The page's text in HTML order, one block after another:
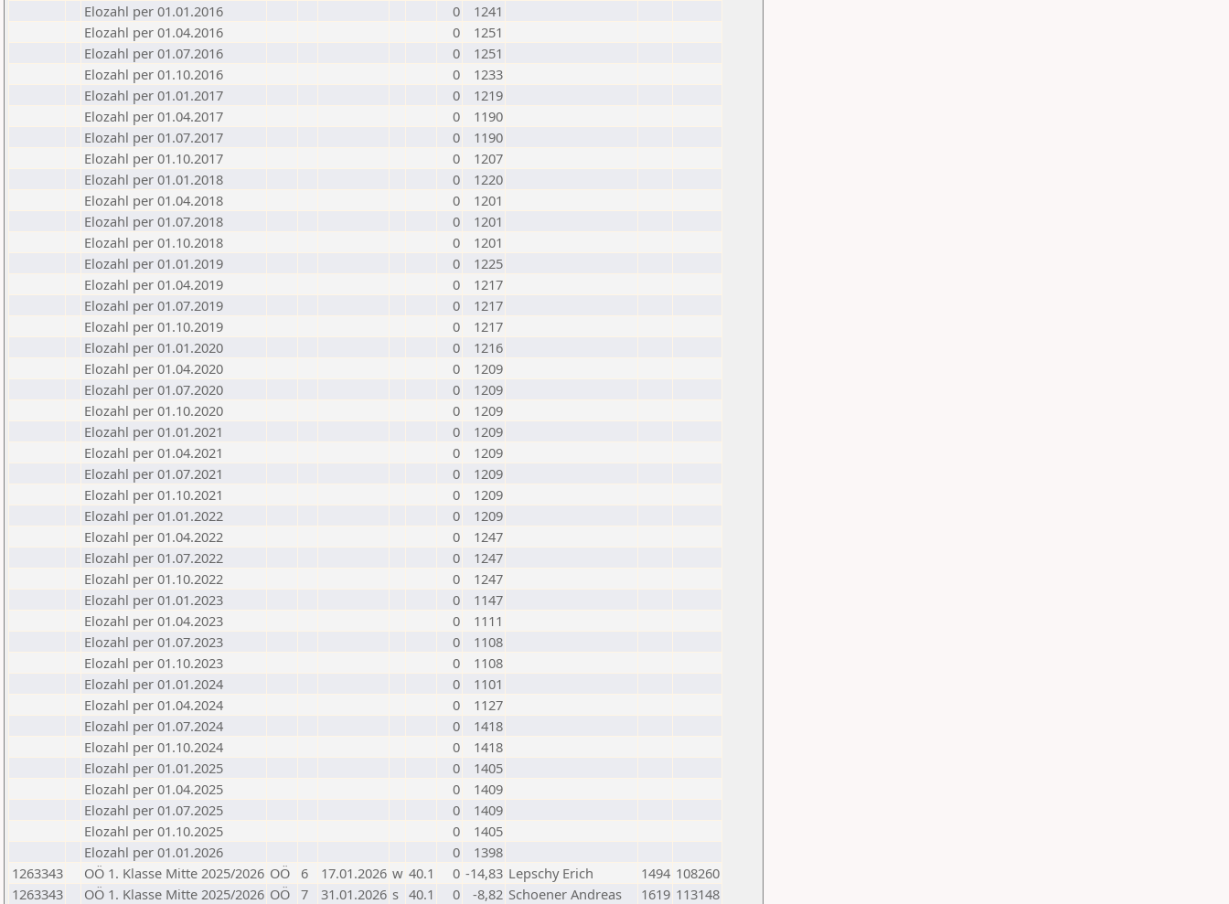
Elozahl per 01.01.2016
0
1241
Elozahl per 01.04.2016
0
1251
Elozahl per 01.07.2016
0
1251
Elozahl per 01.10.2016
0
1233
Elozahl per 01.01.2017
0
1219
Elozahl per 01.04.2017
0
1190
Elozahl per 01.07.2017
0
1190
Elozahl per 01.10.2017
0
1207
Elozahl per 01.01.2018
0
1220
Elozahl per 01.04.2018
0
1201
Elozahl per 01.07.2018
0
1201
Elozahl per 01.10.2018
0
1201
Elozahl per 01.01.2019
0
1225
Elozahl per 01.04.2019
0
1217
Elozahl per 01.07.2019
0
1217
Elozahl per 01.10.2019
0
1217
Elozahl per 01.01.2020
0
1216
Elozahl per 01.04.2020
0
1209
Elozahl per 01.07.2020
0
1209
Elozahl per 01.10.2020
0
1209
Elozahl per 01.01.2021
0
1209
Elozahl per 01.04.2021
0
1209
Elozahl per 01.07.2021
0
1209
Elozahl per 01.10.2021
0
1209
Elozahl per 01.01.2022
0
1209
Elozahl per 01.04.2022
0
1247
Elozahl per 01.07.2022
0
1247
Elozahl per 01.10.2022
0
1247
Elozahl per 01.01.2023
0
1147
Elozahl per 01.04.2023
0
1111
Elozahl per 01.07.2023
0
1108
Elozahl per 01.10.2023
0
1108
Elozahl per 01.01.2024
0
1101
Elozahl per 01.04.2024
0
1127
Elozahl per 01.07.2024
0
1418
Elozahl per 01.10.2024
0
1418
Elozahl per 01.01.2025
0
1405
Elozahl per 01.04.2025
0
1409
Elozahl per 01.07.2025
0
1409
Elozahl per 01.10.2025
0
1405
Elozahl per 01.01.2026
0
1398
1263343
OÖ 1. Klasse Mitte 2025/2026 OÖ 6 17.01.2026 w 40.1 0 -14,83 Lepschy Erich 1494 108260
1263343
OÖ 1. Klasse Mitte 2025/2026 OÖ 7 31.01.2026 s 40.1 0 -8,82 Schoener Andreas 1619 113148